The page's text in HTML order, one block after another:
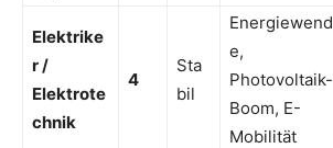
Elektrike
r /
Elektrote
chnik
4
Sta
bil
Energiewend
e,
Photovoltaik-
Boom, E-
Mobilität